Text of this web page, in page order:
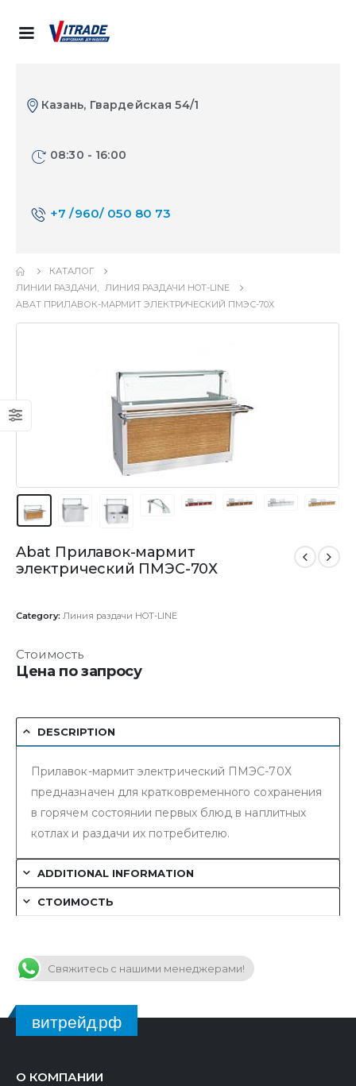
Казань, Гвардейская 54/1
08:30 - 16:00
+7 /960/ 050 80 73
КАТАЛОГ
ЛИНИИ РАЗДАЧИ, ЛИНИЯ РАЗДАЧИ HOT-LINE
ABAT ПРИЛАВОК-МАРМИТ ЭЛЕКТРИЧЕСКИЙ ПМЭС-70Х
Abat Прилавок-мармит
электрический ПМЭС-70Х
Category: Линия раздачи HOT-LINE
Стоимость
Цена по запросу
DESCRIPTION
Прилавок-мармит электрический ПМЭС-70Х
предназначен для кратковременного сохранения
в горячем состоянии первых блюд в наплитных
котлах и раздачи их потребителю.
ADDITIONAL INFORMATION
СТОИМОСТЬ
Свяжитесь с нашими менеджерами!
витрейд.рф
О КОМПАНИИ